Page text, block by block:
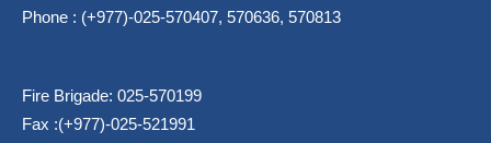
Phone : (+977)-025-570407, 570636, 570813
Fire Brigade: 025-570199
Fax :(+977)-025-521991